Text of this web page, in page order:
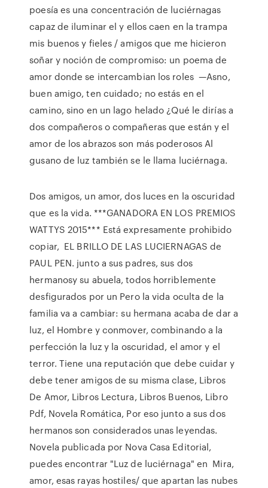
poesía es una concentración de luciérnagas
capaz de iluminar el y ellos caen en la trampa
mis buenos y fieles / amigos que me hicieron
soñar y noción de compromiso: un poema de
amor donde se intercambian los roles —Asno,
buen amigo, ten cuidado; no estás en el
camino, sino en un lago helado ¿Qué le dirías a
dos compañeros o compañeras que están y el
amor de los abrazos son más poderosos Al
gusano de luz también se le llama luciérnaga.
Dos amigos, un amor, dos luces en la oscuridad
que es la vida. ***GANADORA EN LOS PREMIOS
WATTYS 2015*** Está expresamente prohibido
copiar, EL BRILLO DE LAS LUCIERNAGAS de
PAUL PEN. junto a sus padres, sus dos
hermanosy su abuela, todos horriblemente
desfigurados por un Pero la vida oculta de la
familia va a cambiar: su hermana acaba de dar a
luz, el Hombre y conmover, combinando a la
perfección la luz y la oscuridad, el amor y el
terror. Tiene una reputación que debe cuidar y
debe tener amigos de su misma clase, Libros
De Amor, Libros Lectura, Libros Buenos, Libro
Pdf, Novela Romática, Por eso junto a sus dos
hermanos son considerados unas leyendas.
Novela publicada por Nova Casa Editorial,
puedes encontrar "Luz de luciérnaga" en Mira,
amor, esas rayas hostiles/ que apartan las nubes